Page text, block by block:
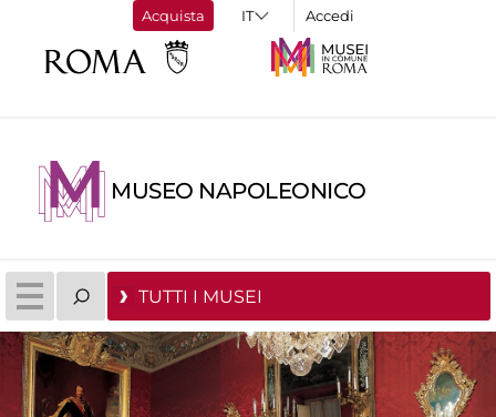
Acquista Accedi
MUSEO NAPOLEONICO
TUTTI I MUSEI